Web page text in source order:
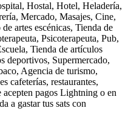
Hostal, Hotel, Heladería,
Mercado, Masajes, Cine,
artes escénicas, Tienda de
Psicoterapeuta, Pub,
Tienda de artículos
deportivos, Supermercado,
Agencia de turismo,
cafeterías, restaurantes,
pagos Lightning o en
a gastar tus sats con